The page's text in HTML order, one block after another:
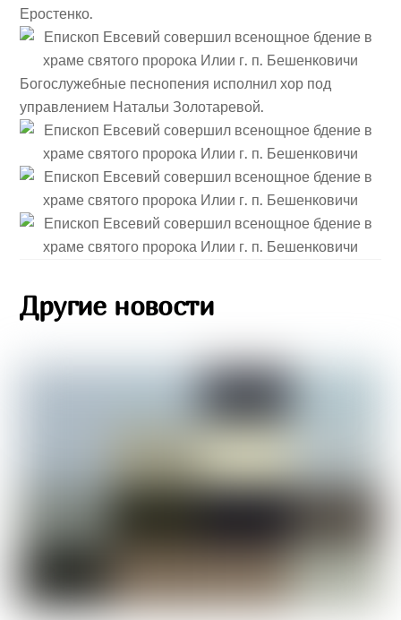
Еростенко.
Богослужебные песнопения исполнил хор под
управлением Натальи Золотаревой.
Другие новости